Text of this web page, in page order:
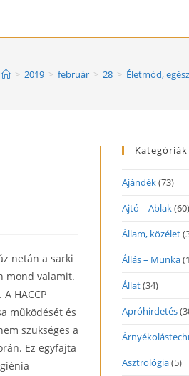
> 2019 > február > 28 > Életmód,
netán a sarki
mond valamit.
HACCP
működését és
szükséges a
Ez egyfajta
Kategóriák
Ajándék(73)
Ajtó – Ablak(60)
Állam, közélet
Állás – Munka
Állat(34)
Apróhirdetés
Asztrológia(5)